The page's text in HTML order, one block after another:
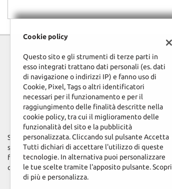
Scegliere GM Auto significa acquistare in piena
sicurezza vetture usate garantite. I punti di
forza sui quali puntiamo sono la qualità, la
competenza e la cortesia.
Cookie policy
Questo sito e gli strumenti di terze parti in
esso integrati trattano dati personali (es. dati
di navigazione o indirizzi IP) e fanno uso di
Cookie, Pixel, Tags o altri identificatori
necessari per il funzionamento e per il
raggiungimento delle finalità descritte nella
cookie policy, tra cui il miglioramento delle
funzionalità del sito e la pubblicità
personalizzata. Cliccando sul pulsante Accetta
Tutti dichiari di accettare l'utilizzo di queste
tecnologie. In alternativa puoi personalizzare
le tue scelte tramite l'apposito pulsante. Scopri
di più e personalizza.
si
policy.
Puoi
rivedere
modificare
scelte
qualsiasi
momento.
Leggi
la